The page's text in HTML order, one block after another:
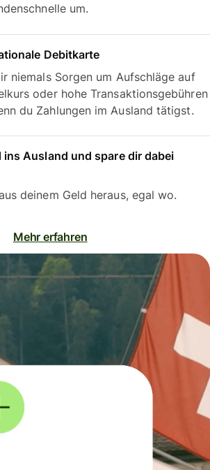
um.
Debitkarte
niemals Sorgen um Aufschläge auf
oder hohe Transaktionsgebühren
du Zahlungen im Ausland tätigst.
ins Ausland und spare dir dabei
deinem Geld heraus, egal wo.
Mehr erfahren